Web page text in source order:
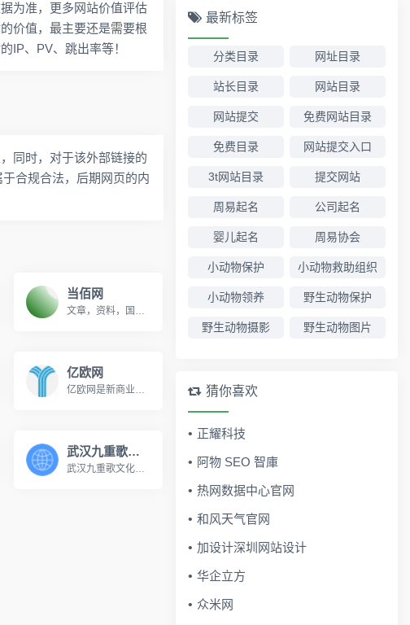
为准，更多网站价值评估
价值，最主要还是需要根
IP、PV、跳出率等！
同时，对于该外部链接的
合规合法，后期网页的内
当佰网
文章，资料，国学，电脑软件，手机应用，网站源码
亿欧网
亿欧网是新商业的倡导者和推动者，以驱动创业创新和促进线上线下互动融合为目标。亿欧网提供新闻报道、案例分析、投融资服务、线上线下需求对接，助力中国消费升级和产业变革。
武汉九重歌文化传媒有限公司
武汉九重歌文化传媒有限公司创始于2003年09月，十余年的文化积累，十余年的历史沉淀，十余年的跨越式发展。2013年04月，公司从武大珞珈山搬迁到光谷总部国际。九重歌文化传媒结合市场需求，统筹规划资源整合，旗下设立九重歌翻译、九重歌网络及九重歌传媒三大现代商务平台。公司以经济文化交流发展为导向，全方位为国内外高端客户专业打造和提升品牌服务。www.jcoad.cn
最新标签
分类目录 网址目录
站长目录 网站目录
网站提交 免费网站目录
免费目录 网站提交入口
3t网站目录 提交网站
周易起名 公司起名
婴儿起名 周易协会
小动物保护 小动物救助组织
小动物领养 野生动物保护
野生动物摄影 野生动物图片
猜你喜欢
正耀科技
阿物 SEO 智庫
热网数据中心官网
和风天气官网
加设计深圳网站设计
华企立方
众米网